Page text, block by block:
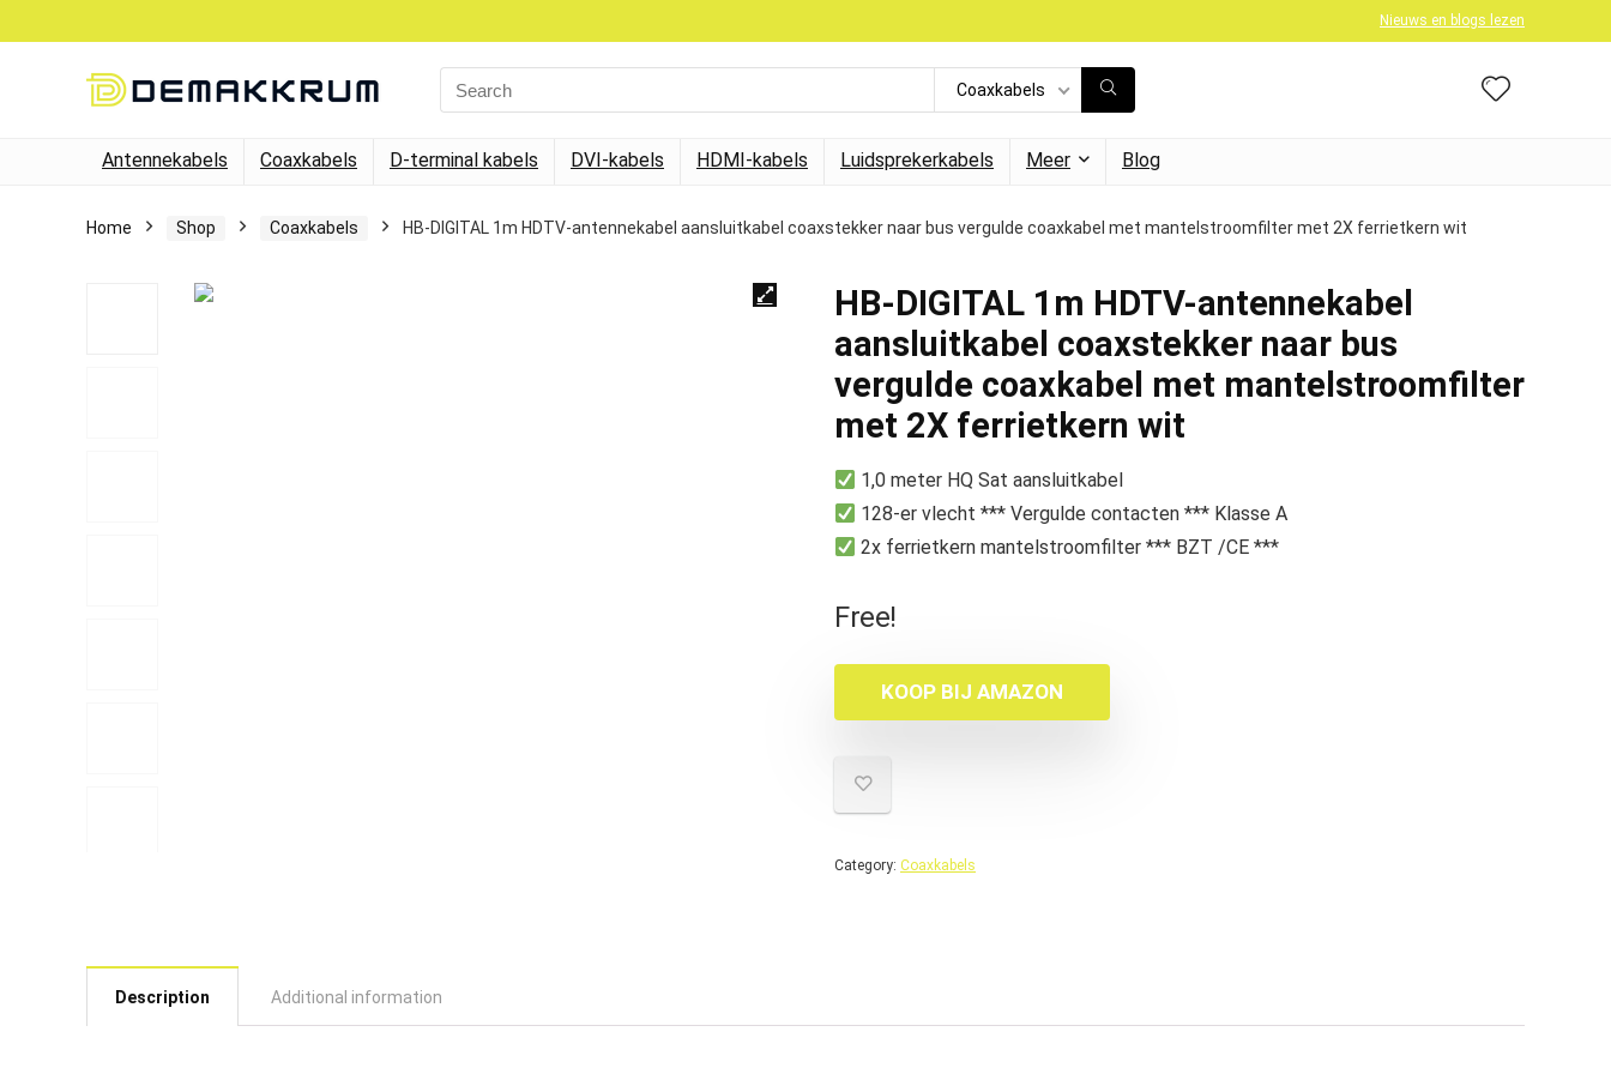
Nieuws en blogs lezen
Search
for:
Coaxkabels
Antennekabels Coaxkabels D-terminal kabels DVI-kabels HDMI-kabels Luidsprekerkabels Meer Blog
Home Shop Coaxkabels HB-DIGITAL 1m HDTV-antennekabel aansluitkabel coaxstekker naar bus vergulde coaxkabel met mantelstroomfilter met 2X ferrietkern wit
HB-DIGITAL 1m HDTV-antennekabel
aansluitkabel coaxstekker naar bus
vergulde coaxkabel met mantelstroomfilter
met 2X ferrietkern wit
1,0 meter HQ Sat aansluitkabel
128-er vlecht *** Vergulde contacten *** Klasse A
2x ferrietkern mantelstroomfilter *** BZT /CE ***
Free!
KOOP BIJ AMAZON
Category: Coaxkabels
Description Additional information